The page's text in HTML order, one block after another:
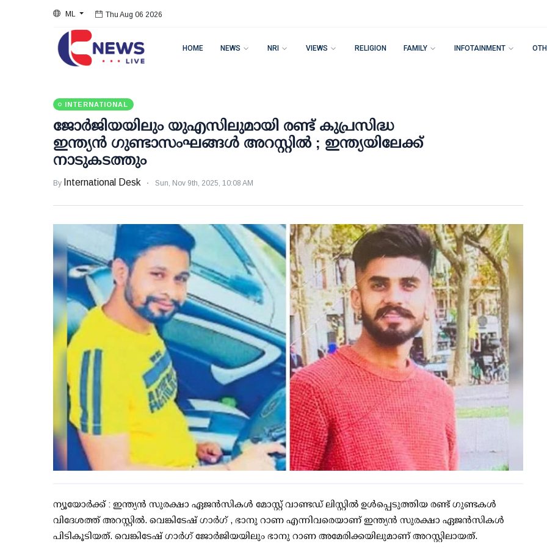
ML Thu Aug 06 2026
HOME NEWS NRI VIEWS RELIGION FAMILY INFOTAINMENT
INTERNATIONAL
ജോർജിയയിലും യുഎസിലുമായി രണ്ട് കുപ്രസിദ്ധ
ഇന്ത്യൻ ഗുണ്ടാസംഘങ്ങൾ അറസ്റ്റിൽ ; ഇന്ത്യയിലേക്ക്
നാടുകടത്തും
By International Desk Sun, Nov 9th, 2025, 10:08 AM
ന്യൂയോർക്ക് : ഇന്ത്യൻ സുരക്ഷാ ഏജൻസികൾ മോസ്റ്റ് വാണ്ടഡ് ലിസ്റ്റിൽ ഉൾപ്പെടുത്തിയ രണ്ട് ഗുണ്ടകൾ
വിദേശത്ത് അറസ്റ്റിൽ. വെങ്കിടേഷ് ഗാർഗ് , ഭാനു റാണ എന്നിവരെയാണ് ഇന്ത്യൻ സുരക്ഷാ ഏജൻസികൾ
പിടികൂടിയത്. വെങ്കിടേഷ് ഗാർഗ് ജോർജിയയിലും ഭാനു റാണ അമേരിക്കയിലുമാണ് അറസ്റ്റിലായത്.